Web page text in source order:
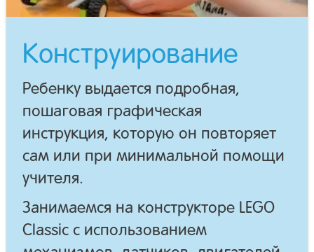
Конструирование
Ребенку выдается подробная,
пошаговая графическая
инструкция, которую он повторяет
сам или при минимальной помощи
учителя.
Занимаемся на конструкторе LEGO
Classic с использованием